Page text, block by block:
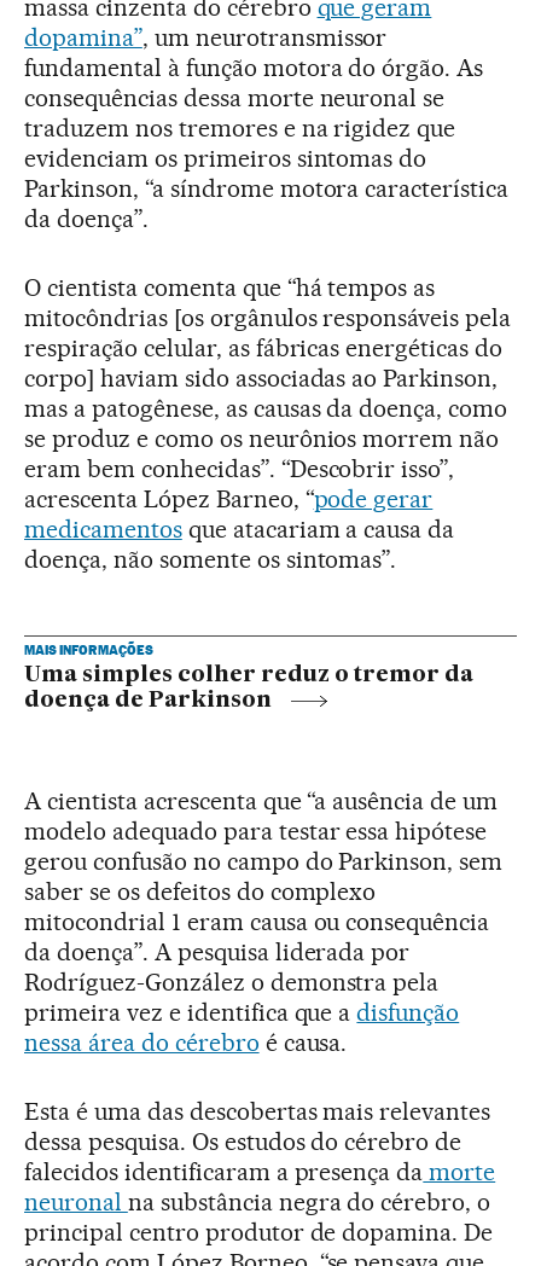
massa cinzenta do cérebro que geram
dopamina”, um neurotransmissor
fundamental à função motora do órgão. As
consequências dessa morte neuronal se
traduzem nos tremores e na rigidez que
evidenciam os primeiros sintomas do
Parkinson, “a síndrome motora característica
da doença”.
O cientista comenta que “há tempos as
mitocôndrias [os orgânulos responsáveis pela
respiração celular, as fábricas energéticas do
corpo] haviam sido associadas ao Parkinson,
mas a patogênese, as causas da doença, como
se produz e como os neurônios morrem não
eram bem conhecidas”. “Descobrir isso”,
acrescenta López Barneo, “pode gerar
medicamentosque atacariam a causa da
doença, não somente os sintomas”.
MAIS INFORMAÇÕES
Uma simples colher reduz o tremor da
doença de Parkinson
A cientista acrescenta que “a ausência de um
modelo adequado para testar essa hipótese
gerou confusão no campo do Parkinson, sem
saber se os defeitos do complexo
mitocondrial 1 eram causa ou consequência
da doença”. A pesquisa liderada por
Rodríguez-González o demonstra pela
primeira vez e identifica que adisfunção
nessa área do cérebro é causa.
Esta é uma das descobertas mais relevantes
dessa pesquisa. Os estudos do cérebro de
falecidos identificaram a presença da morte
neuronal na substância negra do cérebro, o
principal centro produtor de dopamina. De